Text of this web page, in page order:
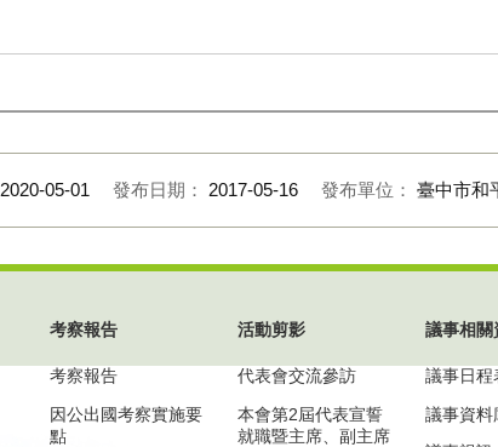
2020-05-01 發布日期： 2017-05-16 發布單位： 臺中市和
考察報告
考察報告
因公出國考察實施要
點
活動剪影
代表會交流參訪
本會第2屆代表宣誓
就職暨主席、副主席
議事相關
議事日程
議事資料